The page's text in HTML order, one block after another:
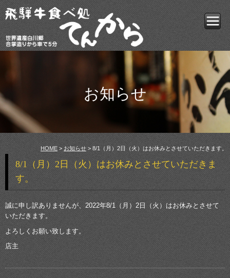
お知らせ
HOME > お知らせ> 8/1（月）2日（火）はお休みとさせていただきます。
8/1（月）2日（火）はお休みとさせていただきま
す。
誠に申し訳ありませんが、2022年8/1（月）2日（火）はお休みとさせて
いただきます。
よろしくお願い致します。
店主